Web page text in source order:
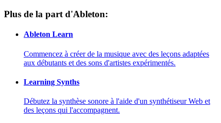
Plus de la part d'Ableton:
Ableton Learn
Commencez à créer de la musique avec des leçons adaptées
aux débutants et des sons d'artistes expérimentés.
Learning Synths
Débutez la synthèse sonore à l'aide d'un synthétiseur Web et
des leçons qui l'accompagnent.